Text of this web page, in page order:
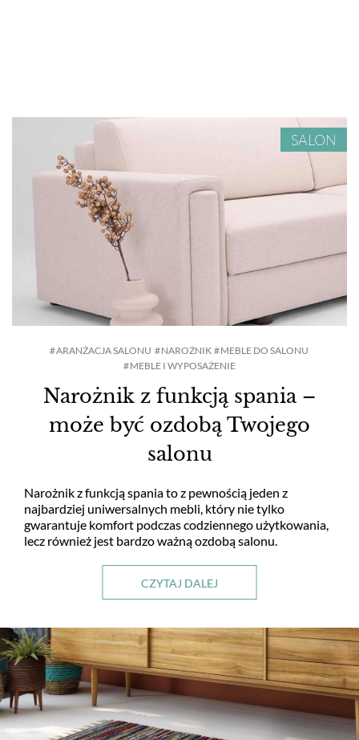
SALON
Narożnik z funkcją spania –
może być ozdobą Twojego
salonu
Narożnik z funkcją spania to z pewnością jeden z
najbardziej uniwersalnych mebli, który nie tylko
gwarantuje komfort podczas codziennego użytkowania,
lecz również jest bardzo ważną ozdobą salonu.
CZYTAJ DALEJ
ARANŻACJA SALONU NAROŻNIK
MEBLE DO SALONU
MEBLE I WYPOSAŻENIE